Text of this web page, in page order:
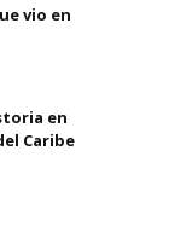
vio en
en
Caribe